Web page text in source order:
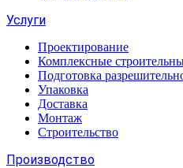
Услуги
Проектирование
Комплексные
Подготовка
Упаковка
Доставка
Монтаж
Строительство
Производство